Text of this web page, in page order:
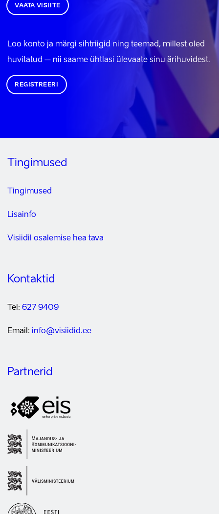
VAATA VISIITE
Loo konto ja märgi sihtriigid ning teemad, millest oled
huvitatud – nii saame ühtlasi ülevaate sinu ärihuvidest.
REGISTREERI
Tingimused
Tingimused
Lisainfo
Visiidil osalemise hea tava
Kontaktid
Tel: 627 9409
Email: info@visiidid.ee
Partnerid